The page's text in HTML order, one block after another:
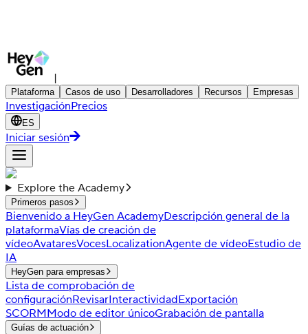
|
Plataforma Casos de uso Desarrolladores Recursos Empresas
InvestigaciónPrecios
ES
Iniciar sesión
Explore the Academy
Primeros pasos
Bienvenido a HeyGen AcademyDescripción general de la
plataformaVías de creación de
vídeoAvataresVocesLocalizationAgente de vídeoEstudio de
IA
HeyGen para empresas
Lista de comprobación de
configuraciónRevisarInteractividadExportación
SCORMModo de editor únicoGrabación de pantalla
Guías de actuación